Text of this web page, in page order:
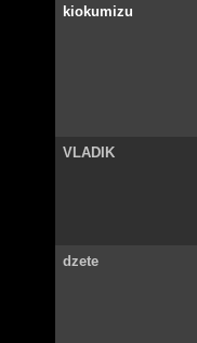
kiokumizu
VLADIK
dzete